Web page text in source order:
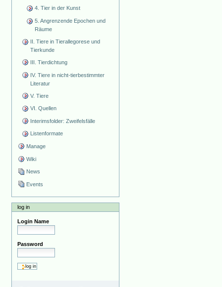
4. Tier in der Kunst
5. Angrenzende Epochen und
Räume
II. Tiere in Tierallegorese und
Tierkunde
III. Tierdichtung
IV. Tiere in nicht-tierbestimmter
Literatur
V. Tiere
VI. Quellen
Interimsfolder: Zweifelsfälle
Listenformate
Manage
Wiki
News
Events
log in
Login Name
Password